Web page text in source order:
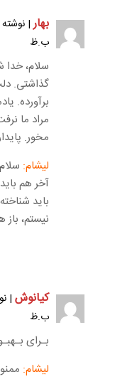
بهار
ب.ظ
سلام، خدا
گذاشتی.
برآورده.
مراد ما
مخور.
لیشام:
آخر هم
باید
نیستم،
کیانوش
ب.ظ
بـرای
لیشام: